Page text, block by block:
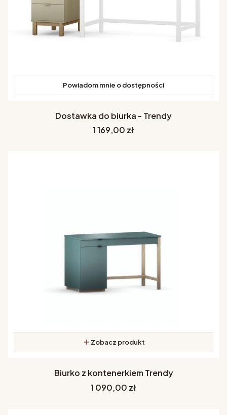
Powiadom mnie o dostępności
Dostawka do biurka - Trendy
Cena
1 169,00 zł
Zobacz produkt
Biurko z kontenerkiem Trendy
Cena
1 090,00 zł